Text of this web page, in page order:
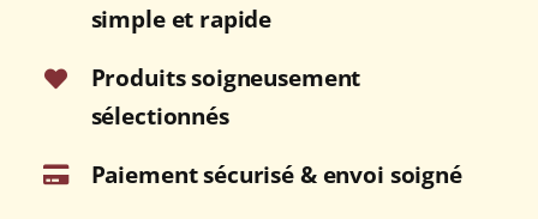
vert
BIO)
simple et rapide
Produits soigneusement
sélectionnés
Paiement sécurisé & envoi soigné